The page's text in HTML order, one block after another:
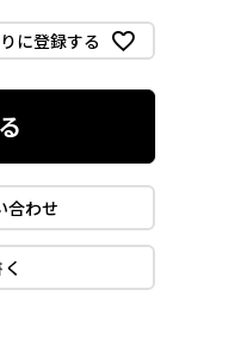
に登録する
合わせ